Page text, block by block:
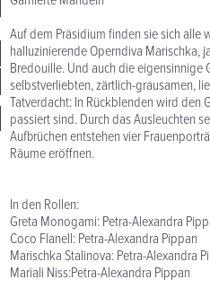
Auf dem Präsidium finden sie sich
halluzinierende Operndiva Marischka,
Bredouille. Und auch die eigensinnige
selbstverliebten, zärtlich-grausamen,
Tatverdacht: In Rückblenden wird den
passiert sind. Durch das Ausleuchten
Aufbrüchen entstehen vier
Räume eröffnen.
In den Rollen:
Greta Monogami: Petra-Alexandra
Coco Flanell: Petra-Alexandra Pippan
Marischka Stalinova: Petra-Alexandra
Mariali Niss:Petra-Alexandra Pippan